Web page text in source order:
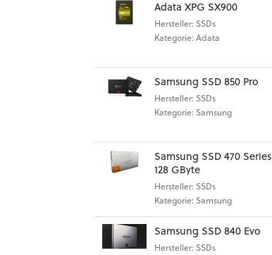
Adata XPG SX900
Hersteller: SSDs
Kategorie: Adata
Samsung SSD 850 Pro
Hersteller: SSDs
Kategorie: Samsung
Samsung SSD 470 Series
128 GByte
Hersteller: SSDs
Kategorie: Samsung
Samsung SSD 840 Evo
Hersteller: SSDs